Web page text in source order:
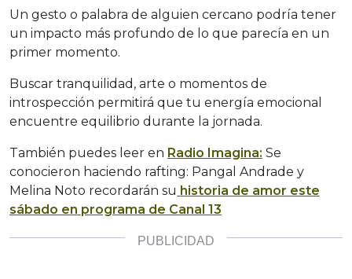
Un gesto o palabra de alguien cercano podría tener
un impacto más profundo de lo que parecía en un
primer momento.
Buscar tranquilidad, arte o momentos de
introspección permitirá que tu energía emocional
encuentre equilibrio durante la jornada.
También puedes leer en Radio Imagina: Se
conocieron haciendo rafting: Pangal Andrade y
Melina Noto recordarán su historia de amor este
sábado en programa de Canal 13